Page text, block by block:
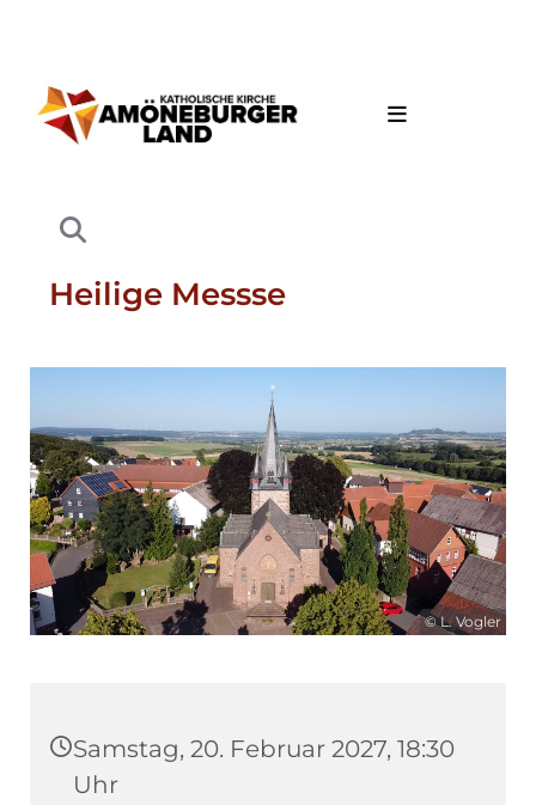
Heilige Messse
© L. Vogler
Samstag, 20. Februar 2027, 18:30
Uhr